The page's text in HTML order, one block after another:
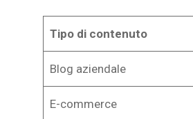
Tipo di contenuto
Blog aziendale
E-commerce